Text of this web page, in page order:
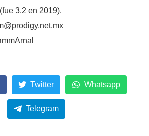
3.2 en 2019).
Twitter Whatsapp
Telegram